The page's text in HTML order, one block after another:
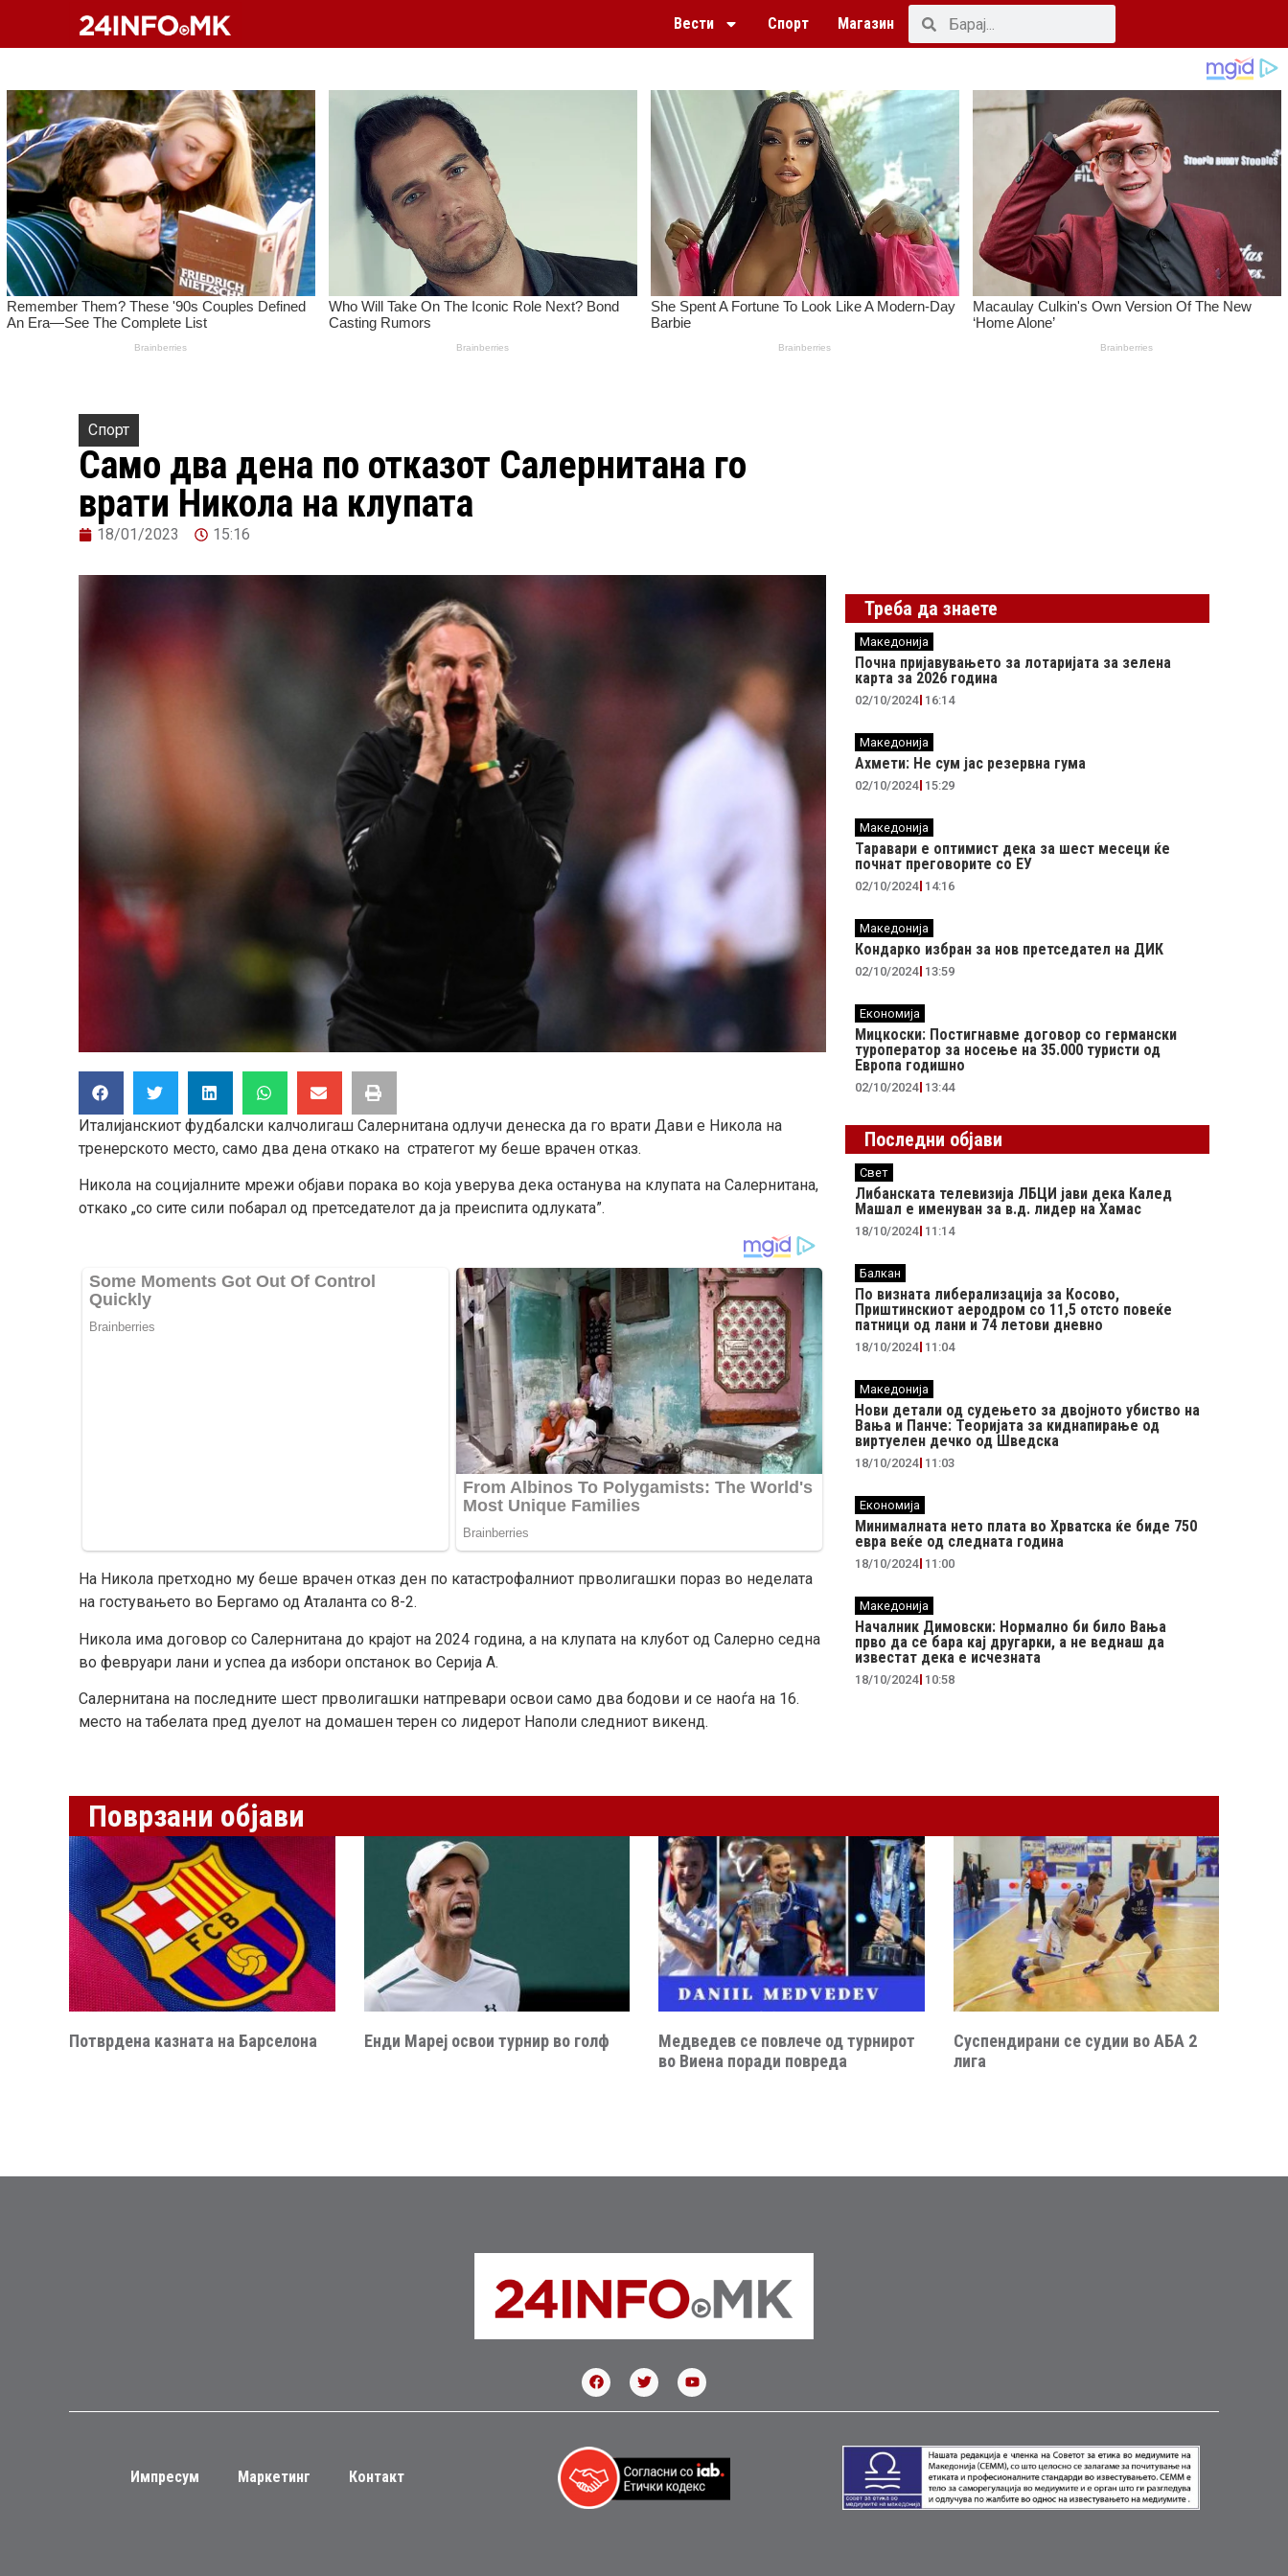
Вести Спорт Магазин
Спорт
Само два дена по отказот Салернитана го
врати Никола на клупата
18/01/2023 15:16
Италијанскиот фудбалски калчолигаш Салернитана одлучи денеска да го врати Дави е Никола на
тренерското место, само два дена откако на стратегот му беше врачен отказ.
Никола на социјалните мрежи објави порака во која уверува дека останува на клупата на Салернитана,
откако „со сите сили побарал од претседателот да ја преиспита одлуката”.
На Никола претходно му беше врачен отказ ден по катастрофалниот прволигашки пораз во неделата
на гостувањето во Бергамо од Аталанта со 8-2.
Никола има договор со Салернитана до крајот на 2024 година, а на клупата на клубот од Салерно седна
во февруари лани и успеа да избори опстанок во Серија А.
Салернитана на последните шест прволигашки натпревари освои само два бодови и се наоѓа на 16.
место на табелата пред дуелот на домашен терен со лидерот Наполи следниот викенд.
Треба да знаете
Македонија
Почна пријавувањето за лотаријата за зелена
карта за 2026 година
02/10/2024 16:14
Македонија
Ахмети: Не сум јас резервна гума
02/10/2024 15:29
Македонија
Таравари e oптимист дека за шест месеци ќе
почнат преговорите со ЕУ
02/10/2024 14:16
Македонија
Кондарко избран за нов претседател на ДИК
02/10/2024 13:59
Економија
Мицкоски: Постигнавме договор со германски
туроператор за носење на 35.000 туристи од
Европа годишно
02/10/2024 13:44
Последни објави
Свет
Либанската телевизија ЛБЦИ јави дека Калед
Машал е именуван за в.д. лидер на Хамас
18/10/2024 11:14
Балкан
По визната либерализација за Косово,
Приштинскиот аеродром со 11,5 отсто повеќе
патници од лани и 74 летови дневно
18/10/2024 11:04
Македонија
Нови детали од судењето за двојното убиство на
Вања и Панче: Теоријата за киднапирање од
виртуелен дечко од Шведска
18/10/2024 11:03
Економија
Минималната нето плата во Хрватска ќе биде 750
евра веќе од следната година
18/10/2024 11:00
Македонија
Началник Димовски: Нормално би било Вања
прво да се бара кај другарки, а не веднаш да
известат дека е исчезната
18/10/2024 10:58
Поврзани објави
Потврдена казната на Барселона Енди Мареј освои турнир во голф
Медведев се повлече од турнирот
во Виена поради повреда
Суспендирани се судии во АБА 2
лига
Импресум Маркетинг Контакт